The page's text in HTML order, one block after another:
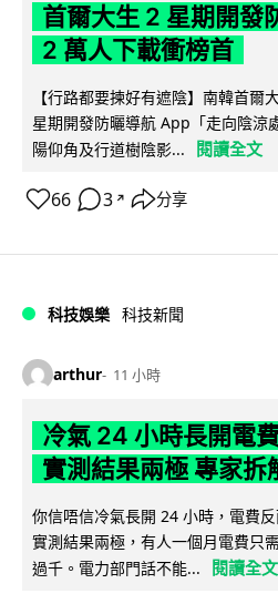
首爾大生 2 星期開發
2 萬人下載衝榜首
【行路都要揀好有遮陰】南韓首爾
星期開發防曬導航 App「走向陰涼
陽仰角及行道樹陰影...
閱讀全文
66 3 ↗ 分享
科技娛樂 科技新聞
arthur 11 小時
冷氣 24 小時長開電
實測結果兩極 專家拆
你信唔信冷氣長開 24 小時，電費
實測結果兩極，有人一個月電費只
過千。電力部門話不能...
閱讀全文